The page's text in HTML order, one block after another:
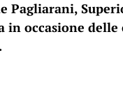
Pagliarani,
in occasione